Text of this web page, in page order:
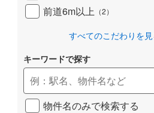
前道6m以上 （2）
すべてのこだわりを
キーワードで探す
物件名のみで検索する